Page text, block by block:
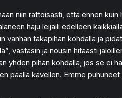
niin rattoisasti, että ennen
haju leijaili edelleen
vanhan takapihan kohdalla ja
vastasin ja nousin hitaasti
yhden pihan kohdalla, jos se ei
päällä kävellen. Emme